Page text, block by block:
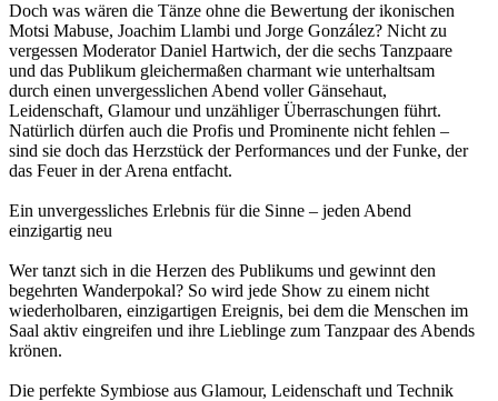
Doch was wären die Tänze ohne die Bewertung der ikonischen
Motsi Mabuse, Joachim Llambi und Jorge González? Nicht zu
vergessen Moderator Daniel Hartwich, der die sechs Tanzpaare
und das Publikum gleichermaßen charmant wie unterhaltsam
durch einen unvergesslichen Abend voller Gänsehaut,
Leidenschaft, Glamour und unzähliger Überraschungen führt.
Natürlich dürfen auch die Profis und Prominente nicht fehlen –
sind sie doch das Herzstück der Performances und der Funke, der
das Feuer in der Arena entfacht.
Ein unvergessliches Erlebnis für die Sinne – jeden Abend
einzigartig neu
Wer tanzt sich in die Herzen des Publikums und gewinnt den
begehrten Wanderpokal? So wird jede Show zu einem nicht
wiederholbaren, einzigartigen Ereignis, bei dem die Menschen im
Saal aktiv eingreifen und ihre Lieblinge zum Tanzpaar des Abends
krönen.
Die perfekte Symbiose aus Glamour, Leidenschaft und Technik